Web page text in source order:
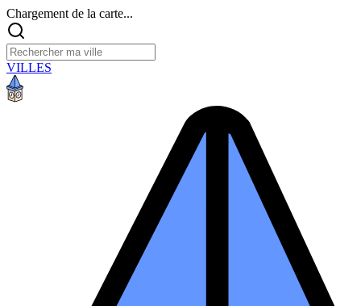
Chargement de la carte...
VILLES